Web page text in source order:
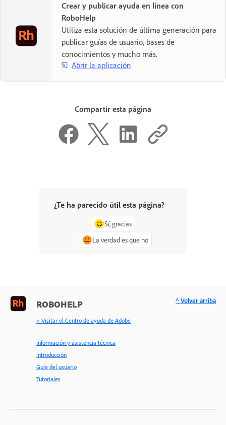
Crear y publicar ayuda en línea con
RoboHelp
Utiliza esta solución de última generación para
publicar guías de usuario, bases de
conocimientos y mucho más.
Abrir la aplicación
Compartir esta página
¿Te ha parecido útil esta página?
Sí, gracias
La verdad es que no
ROBOHELP
< Visitar el Centro de ayuda de Adobe
Información y asistencia técnica
Introducción
Guía del usuario
Tutoriales
^ Volver arriba